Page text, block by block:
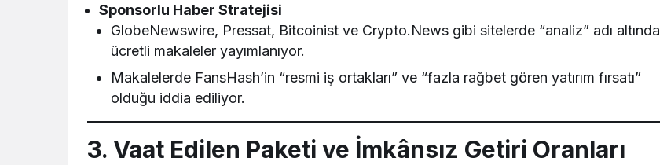
Sponsorlu Haber Stratejisi
GlobeNewswire, Pressat, Bitcoinist ve Crypto.News gibi sitelerde “analiz” adı altında
ücretli makaleler yayımlanıyor.
Makalelerde FansHash’in “resmi iş ortakları” ve “fazla rağbet gören yatırım fırsatı”
olduğu iddia ediliyor.
3. Vaat Edilen Paketi ve İmkânsız Getiri Oranları